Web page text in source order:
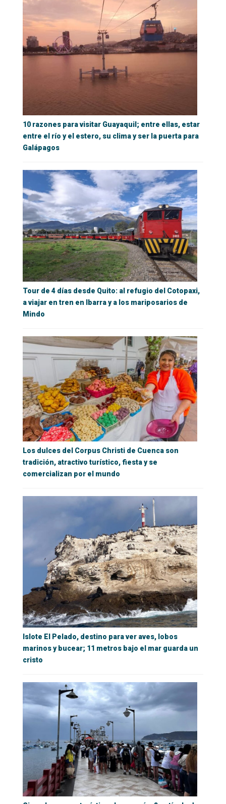
10 razones para visitar Guayaquil; entre ellas, estar
entre el río y el estero, su clima y ser la puerta para
Galápagos
Tour de 4 días desde Quito: al refugio del Cotopaxi,
a viajar en tren en Ibarra y a los mariposarios de
Mindo
Los dulces del Corpus Christi de Cuenca son
tradición, atractivo turístico, fiesta y se
comercializan por el mundo
Islote El Pelado, destino para ver aves, lobos
marinos y bucear; 11 metros bajo el mar guarda un
cristo